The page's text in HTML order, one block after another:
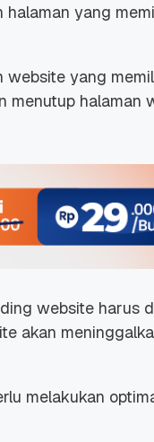
yang
website yang
menutup halaman
website harus
akan
melakukan